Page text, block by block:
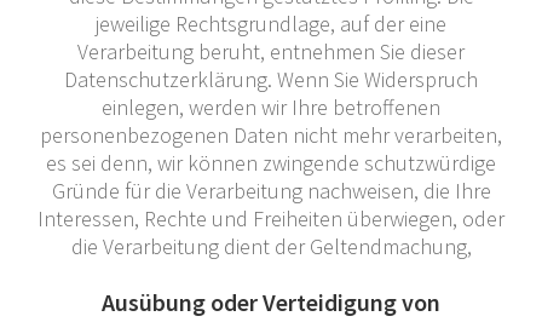
jeweilige Rechtsgrundlage, auf der eine
Verarbeitung beruht, entnehmen Sie dieser
Datenschutzerklärung. Wenn Sie Widerspruch
einlegen, werden wir Ihre betroffenen
personenbezogenen Daten nicht mehr verarbeiten,
es sei denn, wir können zwingende schutzwürdige
Gründe für die Verarbeitung nachweisen, die Ihre
Interessen, Rechte und Freiheiten überwiegen, oder
die Verarbeitung dient der Geltendmachung,
Ausübung oder Verteidigung von